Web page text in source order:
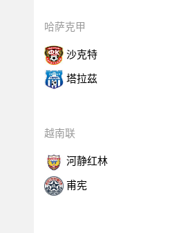
哈萨克甲
沙克特
塔拉茲
越南联
河静红林
甫宪